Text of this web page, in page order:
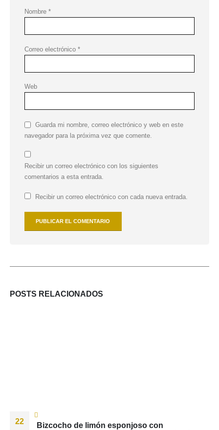
Nombre *
Correo electrónico *
Web
Guarda mi nombre, correo electrónico y web en este
navegador para la próxima vez que comente.
Recibir un correo electrónico con los siguientes
comentarios a esta entrada.
Recibir un correo electrónico con cada nueva entrada.
POSTS RELACIONADOS
22
Bizcocho de limón esponjoso con